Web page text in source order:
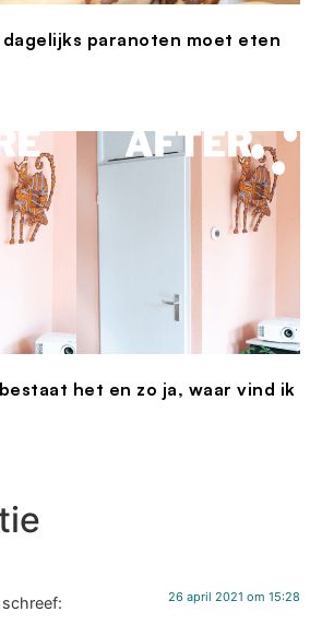
paranoten moet eten
het en zo ja, waar vind ik
schreef: 26 april 2021 om 15:28